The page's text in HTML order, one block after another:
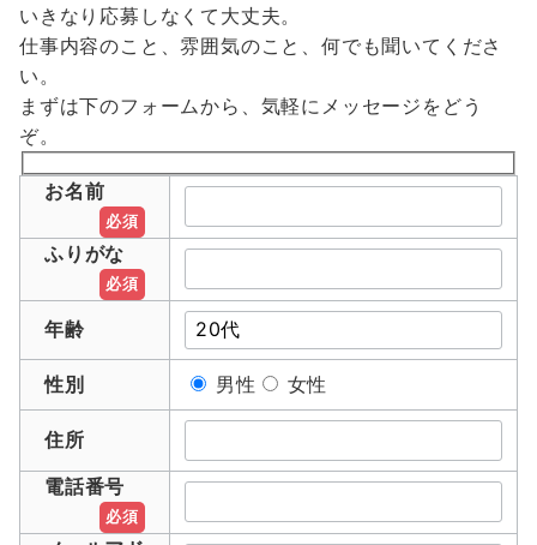
いきなり応募しなくて大丈夫。
仕事内容のこと、雰囲気のこと、何でも聞いてくださ
い。
まずは下のフォームから、気軽にメッセージをどう
ぞ。
お名前
必須
ふりがな
必須
年齢
性別 男性 女性
住所
電話番号
必須